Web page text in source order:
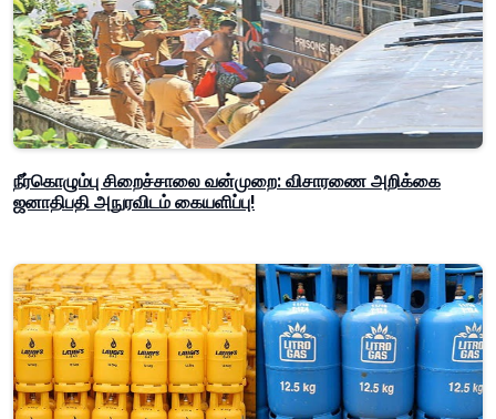
நீர்கொழும்பு சிறைச்சாலை வன்முறை: விசாரணை அறிக்கை
ஜனாதிபதி அநுரவிடம் கையளிப்பு!